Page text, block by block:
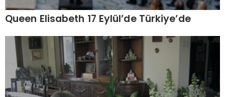
Queen Elisabeth 17 Eylül’de Türkiye’de